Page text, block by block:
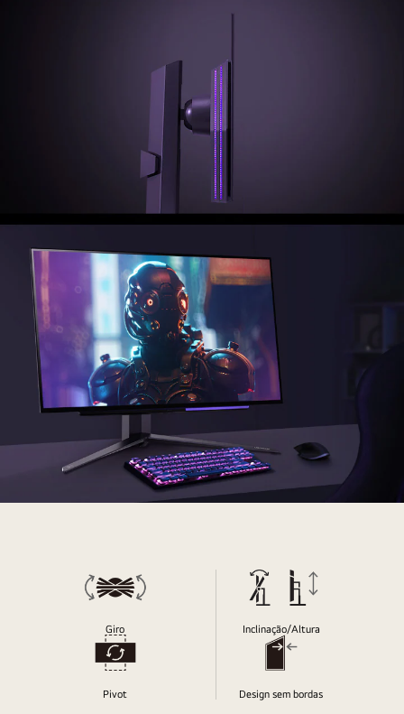
Giro Inclinação/Altura
Pivot Design sem bordas